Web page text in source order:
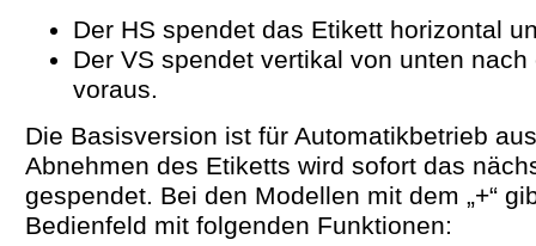
Der HS spendet das Etikett horizontal
Der VS spendet vertikal von unten
voraus.
Die Basisversion ist für Automatikbetrieb
Abnehmen des Etiketts wird sofort das
gespendet. Bei den Modellen mit dem „+“
Bedienfeld mit folgenden Funktionen: